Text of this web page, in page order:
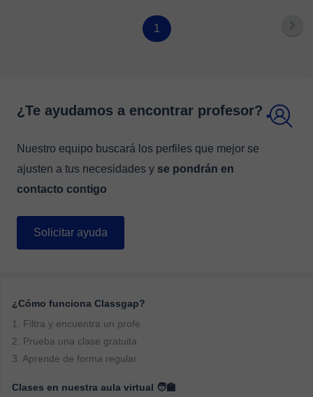
1
¿Te ayudamos a encontrar profesor?
Nuestro equipo buscará los perfiles que mejor se
ajusten a tus necesidades y se pondrán en
contacto contigo
Solicitar ayuda
¿Cómo funciona Classgap?
1. Filtra y encuentra un profe
2. Prueba una clase gratuita
3. Aprende de forma regular
Clases en nuestra aula virtual 🧑‍🏫